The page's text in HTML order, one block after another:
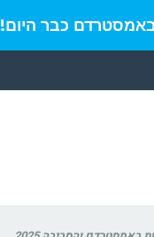
באמסטרדם כבר היום!